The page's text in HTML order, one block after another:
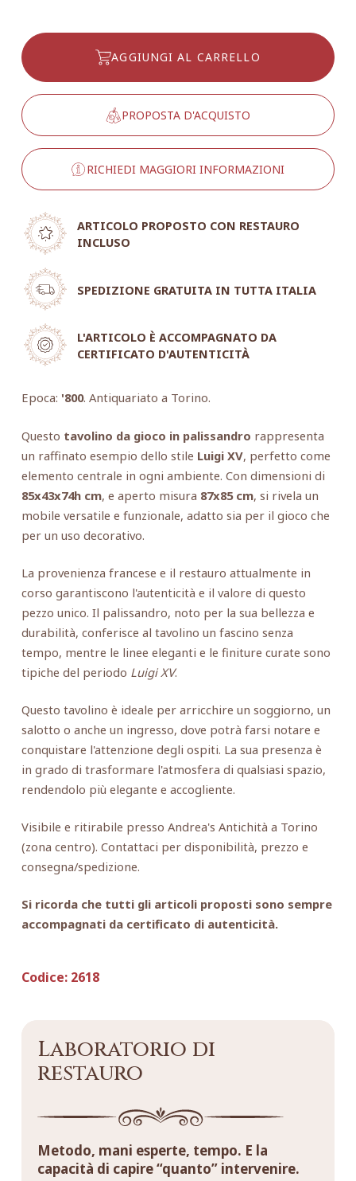
AGGIUNGI AL CARRELLO
PROPOSTA D'ACQUISTO
RICHIEDI MAGGIORI INFORMAZIONI
ARTICOLO PROPOSTO CON RESTAURO
INCLUSO
SPEDIZIONE GRATUITA IN TUTTA ITALIA
L'ARTICOLO È ACCOMPAGNATO DA
CERTIFICATO D'AUTENTICITÀ
Epoca: '800. Antiquariato a Torino.
Questo tavolino da gioco in palissandro rappresenta
un raffinato esempio dello stile Luigi XV, perfetto come
elemento centrale in ogni ambiente. Con dimensioni di
85x43x74h cm, e aperto misura 87x85 cm, si rivela un
mobile versatile e funzionale, adatto sia per il gioco che
per un uso decorativo.
La provenienza francese e il restauro attualmente in
corso garantiscono l'autenticità e il valore di questo
pezzo unico. Il palissandro, noto per la sua bellezza e
durabilità, conferisce al tavolino un fascino senza
tempo, mentre le linee eleganti e le finiture curate sono
tipiche del periodo Luigi XV.
Questo tavolino è ideale per arricchire un soggiorno, un
salotto o anche un ingresso, dove potrà farsi notare e
conquistare l'attenzione degli ospiti. La sua presenza è
in grado di trasformare l'atmosfera di qualsiasi spazio,
rendendolo più elegante e accogliente.
Visibile e ritirabile presso Andrea's Antichità a Torino
(zona centro). Contattaci per disponibilità, prezzo e
consegna/spedizione.
Si ricorda che tutti gli articoli proposti sono sempre
accompagnati da certificato di autenticità.
Codice:2618
Laboratorio di
restauro
Metodo, mani esperte, tempo. E la
capacità di capire “quanto” intervenire.